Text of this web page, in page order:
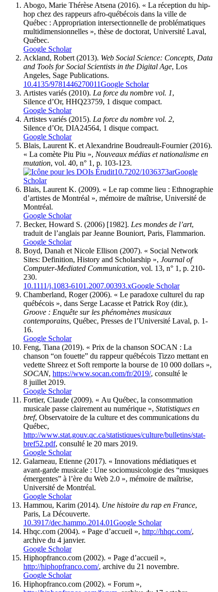
Abogo, Marie Thérèse Atsena (2016). « La réception du hip-
hop chez des rappeurs afro-québécois dans la ville de
Québec : Appropriation intersectionnelle de problématiques
multidimensionnelles », thèse de doctorat, Université Laval,
Québec.
Google Scholar
Ackland, Robert (2013). Web Social Science: Concepts, Data
and Tools for Social Scientists in the Digital Age, Los
Angeles, Sage Publications.
10.4135/9781446270011Google Scholar
Artistes variés (2010). La force du nombre vol. 1,
Silence d’Or, HHQ23759, 1 disque compact.
Google Scholar
Artistes variés (2015). La force du nombre vol. 2,
Silence d’Or, DIA24564, 1 disque compact.
Google Scholar
Blais, Laurent K. et Alexandrine Boudreault-Fournier(2016).
« La comète Piu Piu », Nouveaux médias et nationalisme en
mutation, vol. 40, n° 1, p. 103-123.
10.7202/1036373arGoogle
Scholar
Blais, Laurent K. (2009). « Le rap comme lieu : Ethnographie
d’artistes de Montréal », mémoire de maîtrise, Université de
Montréal.
Google Scholar
Becker, Howard S. (2006) [1982]. Les mondes de l’art,
traduit de l’anglais par Jeanne Bouniort, Paris, Flammarion.
Google Scholar
Boyd, Danah et Nicole Ellison (2007). « Social Network
Sites: Definition, History and Scholarship », Journal of
Computer-Mediated Communication, vol. 13, n° 1, p. 210-
230.
10.1111/j.1083-6101.2007.00393.xGoogle Scholar
Chamberland, Roger (2006). « Le paradoxe culturel du rap
québécois », dans Serge Lacasse et Patrick Roy (dir.),
Groove : Enquête sur les phénomènes musicaux
contemporains, Québec, Presses de l’Université Laval, p. 1-
16.
Google Scholar
Feng, Tiana (2019). « Prix de la chanson SOCAN : La
chanson “on fouette” du rappeur québécois Tizzo mettant en
vedette Shreez et Soft remporte la bourse de 10 000 dollars »,
SOCAN, https://www.socan.com/fr/2019/, consulté le
8 juillet 2019.
Google Scholar
Fortier, Claude (2009). « Au Québec, la consommation
musicale passe clairement au numérique », Statistiques en
bref, Observatoire de la culture et des communications du
Québec,
http://www.stat.gouv.qc.ca/statistiques/culture/bulletins/stat-
bref52.pdf, consulté le 20 mars 2019.
Google Scholar
Galarneau, Etienne (2017). « Innovations médiatiques et
avant-garde musicale : Une sociomusicologie des “musiques
émergentes” à l’ère du Web 2.0 », mémoire de maîtrise,
Université de Montréal.
Google Scholar
Hammou, Karim (2014). Une histoire du rap en France,
Paris, La Découverte.
10.3917/dec.hammo.2014.01Google Scholar
Hhqc.com (2004). « Page d’accueil », http://hhqc.com/,
archive du 4 janvier.
Google Scholar
Hiphopfranco.com (2002). « Page d’accueil »,
http://hiphopfranco.com/, archive du 21 novembre.
Google Scholar
Hiphopfranco.com (2002). « Forum »,